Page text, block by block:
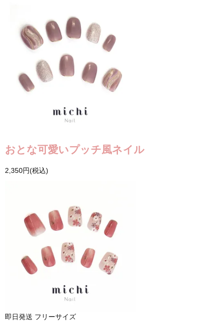
おとな可愛いプッチ風ネイル
2,350円(税込)
即日発送 フリーサイズ